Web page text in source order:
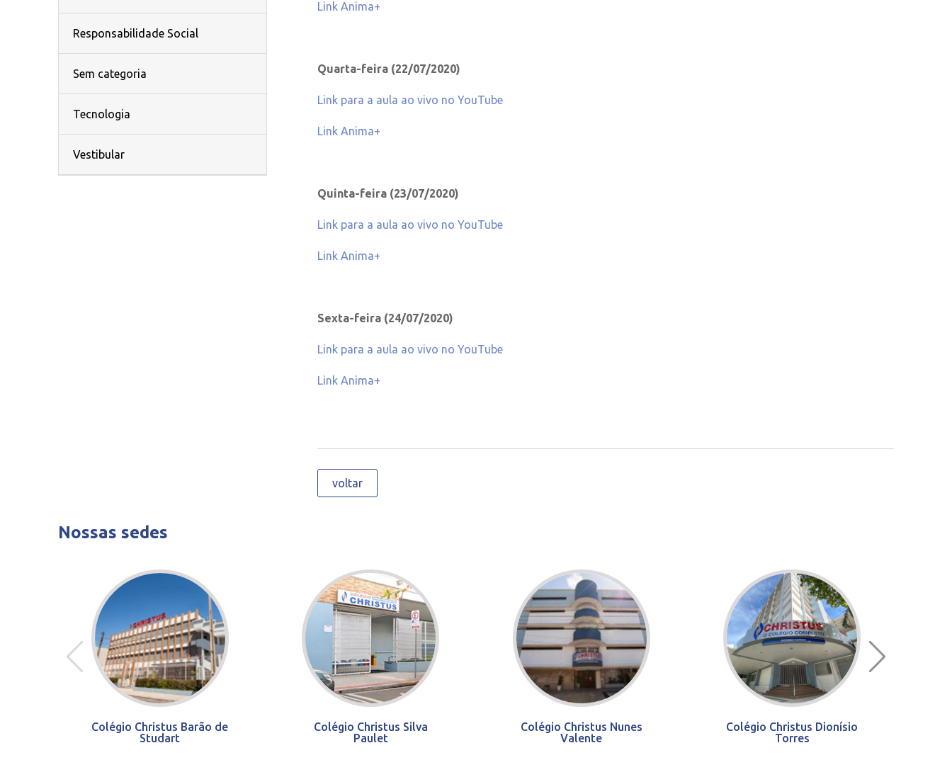
Responsabilidade Social
Sem categoria
Tecnologia
Vestibular
Link Anima+
Quarta-feira (22/07/2020)
Link para a aula ao vivo no YouTube
Link Anima+
Quinta-feira (23/07/2020)
Link para a aula ao vivo no YouTube
Link Anima+
Sexta-feira (24/07/2020)
Link para a aula ao vivo no YouTube
Link Anima+
voltar
Nossas sedes
Colégio Christus Barão de
Studart
Colégio Christus Silva
Paulet
Colégio Christus Nunes
Valente
Colégio Christus Dionísio
Torres